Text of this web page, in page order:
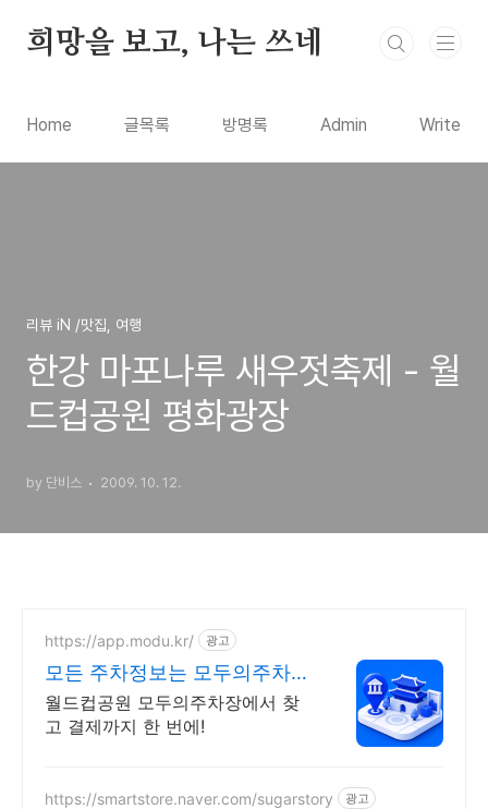
희망을 보고, 나는 쓰네
Home 글목록 방명록 Admin Write
리뷰 iN /맛집, 여행
한강 마포나루 새우젓축제 - 월
드컵공원 평화광장
by 단비스 2009. 10. 12.
https://app.modu.kr/ 광고
모든 주차정보는 모두의주차장
검색부터 결제까지 한번에!
월드컵공원 모두의주차장에서 찾
고 결제까지 한 번에!
https://smartstore.naver.com/sugarstory 광고